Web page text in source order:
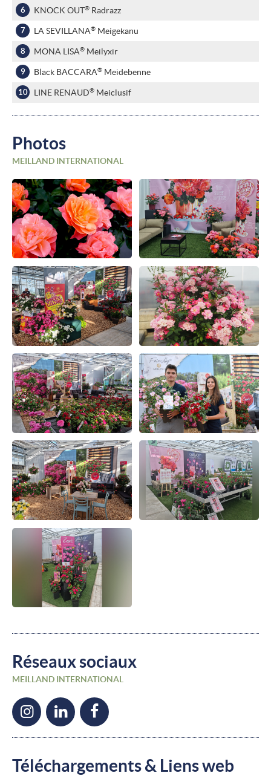
KNOCK OUT® Radrazz
LA SEVILLANA® Meigekanu
MONA LISA® Meilyxir
Black BACCARA® Meidebenne
LINE RENAUD® Meiclusif
Photos
MEILLAND INTERNATIONAL
Réseaux sociaux
MEILLAND INTERNATIONAL
Téléchargements & Liens web